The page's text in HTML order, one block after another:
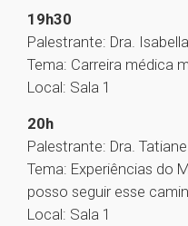
19h30
Palestrante: Dra.
Tema: Carreira médica
Local: Sala 1
20h
Palestrante: Dra.
Tema: Experiências do
posso seguir esse
Local: Sala 1